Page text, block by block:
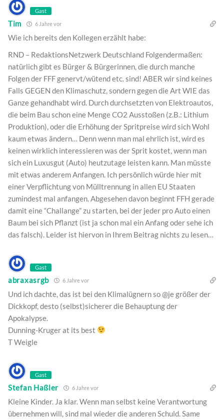
Gast
Tim 6 Jahre vor
Wie ich bereits den Kollegen erzählt habe:
RND – RedaktionsNetzwerk Deutschland Folgendermaßen:
natürlich gibt es Bürger & Bürgerinnen, die durch manche
Folgen der FFF genervt/wütend etc. sind! ABER wir sind keines
Falls GEGEN den Klimaschutz, sondern gegen die Art WIE das
Ganze gehandhabt wird. Durch durchsetzten von Elektroautos,
die beim Bau schon eine Menge CO2 Ausstoßen (z.B.: Lithium
Produktion), oder die Erhöhung der Spritpreise wird sich Wohl
kaum etwas ändern… Denn wenn man mal ehrlich ist, wird es
keinen wirklich interessieren was der Sprit kostet, wenn man
sich ein Luxusgut (Auto) heutzutage leisten kann. Man müsste
mit etwas anderem Anfangen. Ich persönlich würde hier mit
einer Verpflichtung von Mülltrennung in allen EU Staaten
zumindest mal anfangen. Abgesehen davon beginnt FFH gerade
damit eine “Challange” zu starten, bei der jeder pro Auto einen
Baum bei sich Pflanzt (ist ja schon mal ein Anfang oder sehe ich
das falsch). Leider ist hiervon in Ihrem Beitrag nichts zu lesen…
Gast
abraxasrgb 6 Jahre vor
Und ich dachte, das ist bei den Klimalügnern so @je größer der
Dickkopf, desto (selbst)sicherer die Behauptung der
Apokalypse.
Dunning-Kruger at its best
T Weigle
Gast
Stefan Haßler 6 Jahre vor
Kleine Kinder. Ja klar. Wenn man selbst keine Verantwortung
übernehmen will, sind mal wieder die anderen Schuld. Same